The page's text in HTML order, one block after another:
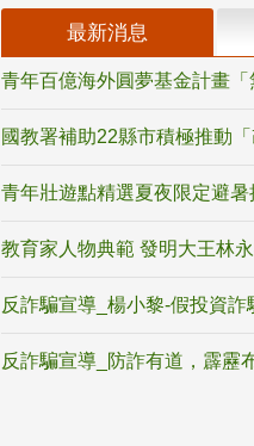
最新消息
青年百億海外圓夢基金計畫
國教署補助22縣市積極推動
青年壯遊點精選夏夜限定避
教育家人物典範 發明大王林
反詐騙宣導_楊小黎-假投資詐
反詐騙宣導_防詐有道，霹靂